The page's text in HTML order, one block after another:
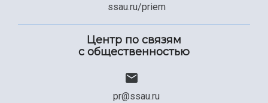
ssau.ru/priem
Центр по связям
с общественностью
pr@ssau.ru